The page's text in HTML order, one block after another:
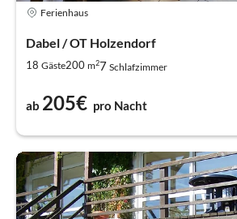
Ferienhaus
Dabel / OT Holzendorf
18 Gäste200 m27 Schlafzimmer
ab 205€ pro Nacht